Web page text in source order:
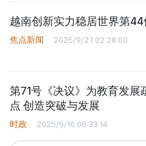
越南创新实力稳居世界第44
焦点新闻 2025/9/27 02:28:00
第71号《决议》为教育发展
点 创造突破与发展
时政 2025/9/16 06:33:14